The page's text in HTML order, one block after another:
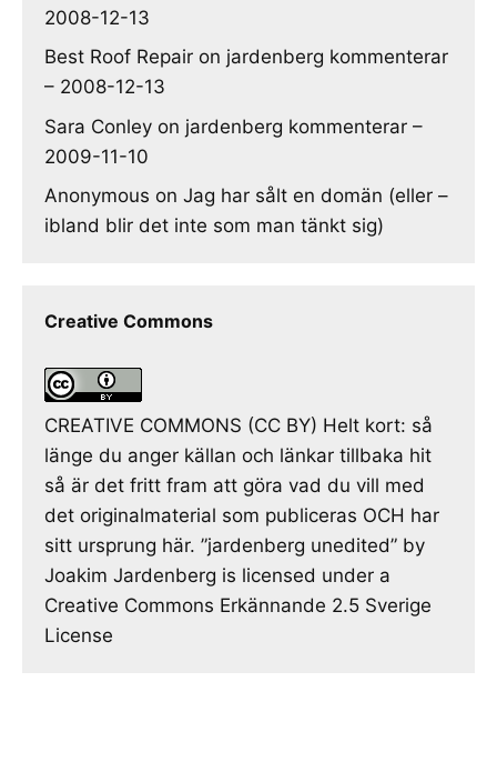
2008-12-13
Best Roof Repair on jardenberg kommenterar
– 2008-12-13
Sara Conley on jardenberg kommenterar –
2009-11-10
Anonymous on Jag har sålt en domän (eller –
ibland blir det inte som man tänkt sig)
Creative Commons
CREATIVE COMMONS (CC BY) Helt kort: så
länge du anger källan och länkar tillbaka hit
så är det fritt fram att göra vad du vill med
det originalmaterial som publiceras OCH har
sitt ursprung här. ”jardenberg unedited” by
Joakim Jardenberg is licensed under a
Creative Commons Erkännande 2.5 Sverige
License